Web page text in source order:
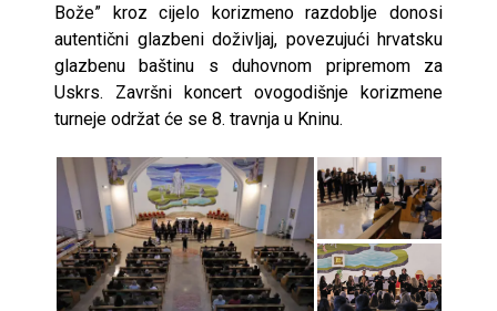
Bože” kroz cijelo korizmeno razdoblje donosi
autentični glazbeni doživljaj, povezujući hrvatsku
glazbenu baštinu s duhovnom pripremom za
Uskrs. Završni koncert ovogodišnje korizmene
turneje održat će se 8. travnja u Kninu.